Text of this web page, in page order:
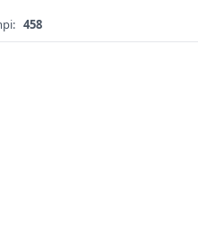
458